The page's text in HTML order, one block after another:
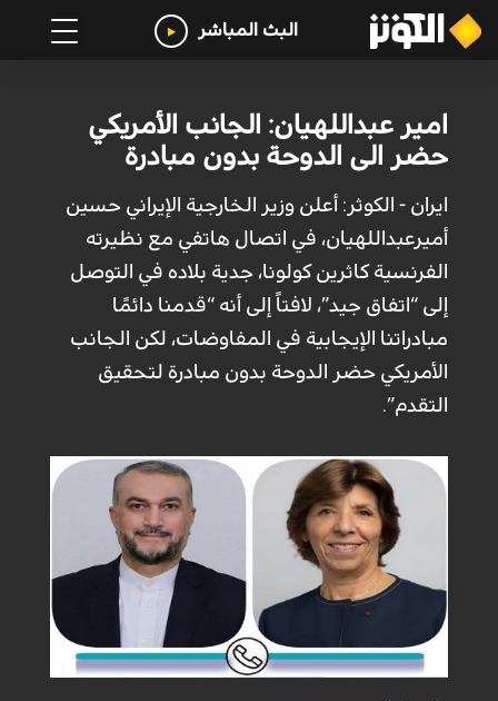
البث المباشر
امير عبداللهيان: الجانب الأمريكي
حضر الى الدوحة بدون مبادرة
ايران - الكوثر: أعلن وزير الخارجية الإيراني حسين
أميرعبداللهيان، في اتصال هاتفي مع نظيرته
الفرنسية كاثرين كولونا، جدية بلاده في التوصل
إلى “اتفاق جيد”، لافتاً إلى أنه “قدمنا ​​دائمًا
مبادراتنا الإيجابية في المفاوضات، لكن الجانب
الأمريكي حضر الدوحة بدون مبادرة لتحقيق
التقدم”.